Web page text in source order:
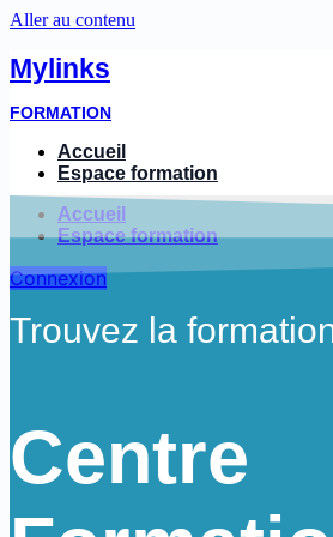
Aller au contenu
Mylinks
FORMATION
Accueil
Espace formation
Accueil
Espace formation
Connexion
Trouvez la
Centre